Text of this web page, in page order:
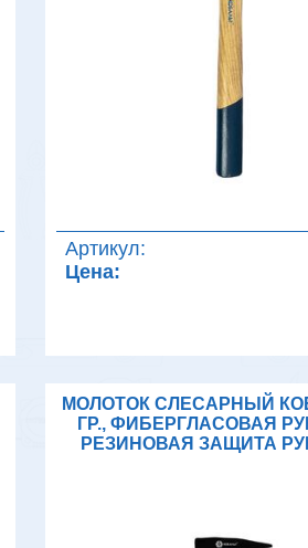
Артикул:
Цена:
МОЛОТОК СЛЕСАРНЫЙ
ГР., ФИБЕРГЛАСОВАЯ
РЕЗИНОВАЯ ЗАЩИТА